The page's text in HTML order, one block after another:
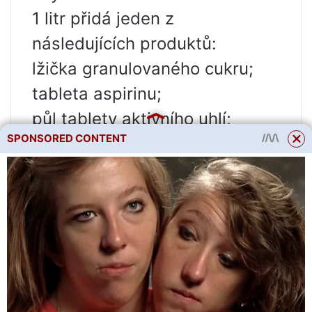
1 litr přidá jeden z
následujících produktů:
lžička granulovaného cukru;
tableta aspirinu;
půl tablety aktivního uhlí;
6–8 granulí manganistanu
draselného;
špetka kyseliny citrónové;
půl lžíce 5% octa;
speciální hnojiva, v poměru
uvedeném výrobcem na
etiketě léku.
SPONSORED CONTENT